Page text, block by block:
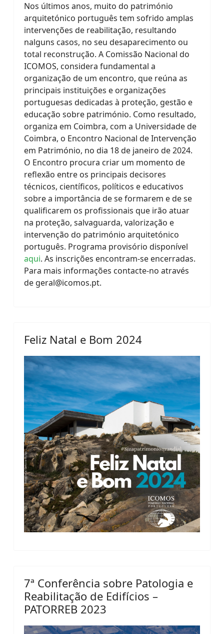
Nos últimos anos, muito do património
arquitetónico português tem sofrido amplas
intervenções de reabilitação, resultando
nalguns casos, no seu desaparecimento ou
total reconstrução. A Comissão Nacional do
ICOMOS, considera fundamental a
organização de um encontro, que reúna as
principais instituições e organizações
portuguesas dedicadas à proteção, gestão e
educação sobre património. Como resultado,
organiza em Coimbra, com a Universidade de
Coimbra, o Encontro Nacional de Intervenção
em Património, no dia 18 de janeiro de 2024.
O Encontro procura criar um momento de
reflexão entre os principais decisores
técnicos, científicos, políticos e educativos
sobre a importância de se formarem e de se
qualificarem os profissionais que irão atuar
na proteção, salvaguarda, valorização e
intervenção do património arquitetónico
português. Programa provisório disponível
aqui. As inscrições encontram-se encerradas.
Para mais informações contacte-no através
de geral@icomos.pt.
Feliz Natal e Bom 2024
7ª Conferência sobre Patologia e
Reabilitação de Edifícios –
PATORREB 2023